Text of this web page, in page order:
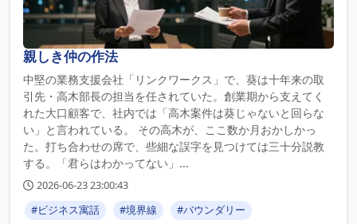
親しき仲の作法
中堅の業務支援会社「リンクワークス」で、葵は十年来の取
引先・高木部長の担当を任されていた。創業期から支えてく
れた大口顧客で、社内では「高木案件は葵じゃないと回らな
い」と言われている。 その高木が、ここ数か月おかしかっ
た。打ち合わせの席で、些細な誤字を見つけては三十分説教
する。「君らはわかってない」...
2026-06-23 23:00:43
#ビジネス寓話
#境界線
#バウンダリー